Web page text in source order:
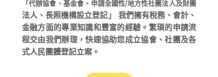
「代辦協會、基金會、申請全國性/地方性社團法人及財團
法人 、長照機構設立登記」
我們擁有稅務、會計、
金融方面的專業知識和豐富的經驗。繁瑣的申請流
程交由我們辦理，快速協助您成立協會、社團及各
式人民團體登記立案。